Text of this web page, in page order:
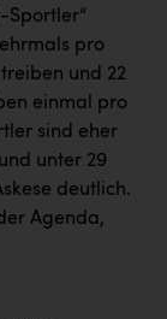
Sportler“
pro
und 22
einmal pro
sind eher
unter 29
deutlich.
Agenda,